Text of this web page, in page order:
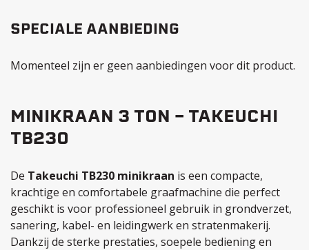
SPECIALE AANBIEDING
Momenteel zijn er geen aanbiedingen voor dit product.
MINIKRAAN 3 TON – TAKEUCHI
TB230
De Takeuchi TB230 minikraan is een compacte,
krachtige en comfortabele graafmachine die perfect
geschikt is voor professioneel gebruik in grondverzet,
sanering, kabel- en leidingwerk en stratenmakerij.
Dankzij de sterke prestaties, soepele bediening en